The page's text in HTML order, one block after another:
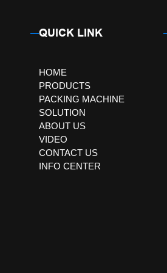
QUICK LINK
HOME
PRODUCTS
PACKING MACHINE
SOLUTION
ABOUT US
VIDEO
CONTACT US
INFO CENTER